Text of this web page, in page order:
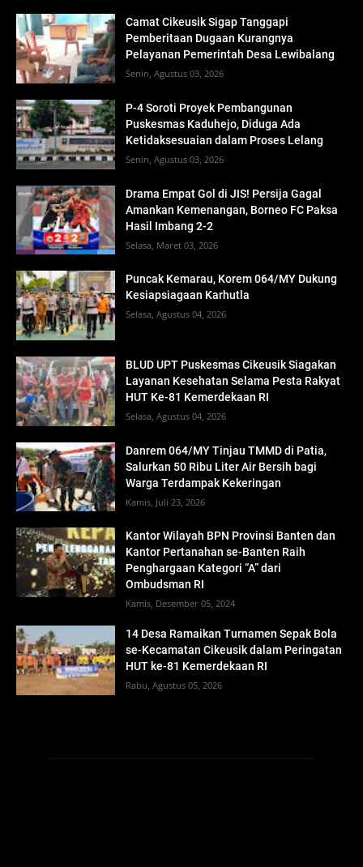
Camat Cikeusik Sigap Tanggapi
Pemberitaan Dugaan Kurangnya
Pelayanan Pemerintah Desa Lewibalang
Senin, Agustus 03, 2026
P-4 Soroti Proyek Pembangunan
Puskesmas Kaduhejo, Diduga Ada
Ketidaksesuaian dalam Proses Lelang
Senin, Agustus 03, 2026
Drama Empat Gol di JIS! Persija Gagal
Amankan Kemenangan, Borneo FC Paksa
Hasil Imbang 2-2
Selasa, Maret 03, 2026
Puncak Kemarau, Korem 064/MY Dukung
Kesiapsiagaan Karhutla
Selasa, Agustus 04, 2026
BLUD UPT Puskesmas Cikeusik Siagakan
Layanan Kesehatan Selama Pesta Rakyat
HUT Ke-81 Kemerdekaan RI
Selasa, Agustus 04, 2026
Danrem 064/MY Tinjau TMMD di Patia,
Salurkan 50 Ribu Liter Air Bersih bagi
Warga Terdampak Kekeringan
Kamis, Juli 23, 2026
Kantor Wilayah BPN Provinsi Banten dan
Kantor Pertanahan se-Banten Raih
Penghargaan Kategori “A” dari
Ombudsman RI
Kamis, Desember 05, 2024
14 Desa Ramaikan Turnamen Sepak Bola
se-Kecamatan Cikeusik dalam Peringatan
HUT ke-81 Kemerdekaan RI
Rabu, Agustus 05, 2026